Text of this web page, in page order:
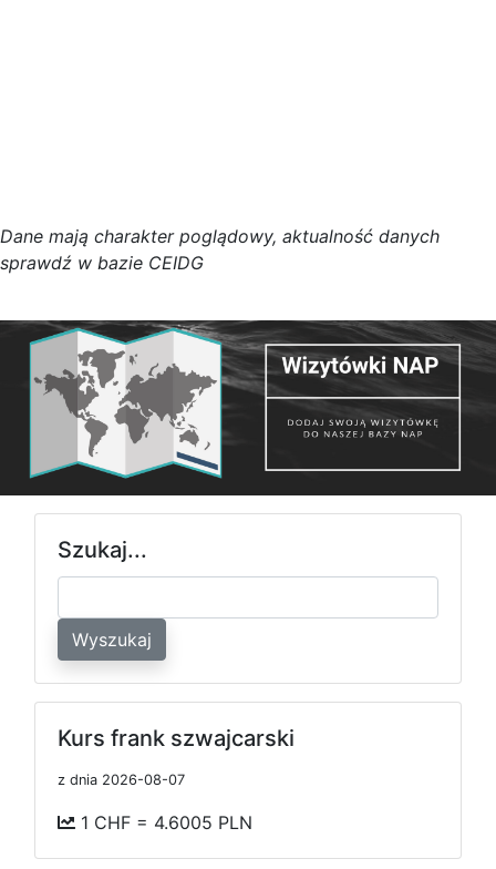
Dane mają charakter poglądowy, aktualność danych
sprawdź w bazie CEIDG
Szukaj...
Wyszukaj
Kurs frank szwajcarski
z dnia 2026-08-07
1 CHF = 4.6005 PLN